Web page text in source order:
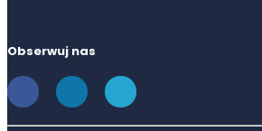
Obserwuj nas